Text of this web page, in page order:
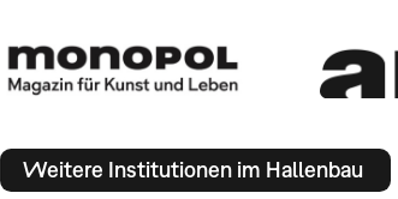
Weitere Institutionen im Hallenbau